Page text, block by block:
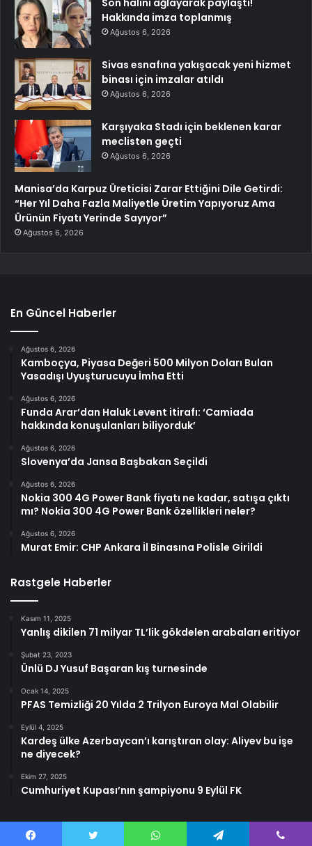
Son halini ağlayarak paylaştı!
Hakkında imza toplanmış
Ağustos 6, 2026
Sivas esnafına yakışacak yeni hizmet
binası için imzalar atıldı
Ağustos 6, 2026
Karşıyaka Stadı için beklenen karar
meclisten geçti
Ağustos 6, 2026
Manisa’da Karpuz Üreticisi Zarar Ettiğini Dile Getirdi:
“Her Yıl Daha Fazla Maliyetle Üretim Yapıyoruz Ama
Ürünün Fiyatı Yerinde Sayıyor”
Ağustos 6, 2026
En Güncel Haberler
Ağustos 6, 2026
Kamboçya, Piyasa Değeri 500 Milyon Doları Bulan
Yasadışı Uyuşturucuyu İmha Etti
Ağustos 6, 2026
Funda Arar’dan Haluk Levent itirafı: ‘Camiada
hakkında konuşulanları biliyorduk’
Ağustos 6, 2026
Slovenya’da Jansa Başbakan Seçildi
Ağustos 6, 2026
Nokia 300 4G Power Bank fiyatı ne kadar, satışa çıktı
mı? Nokia 300 4G Power Bank özellikleri neler?
Ağustos 6, 2026
Murat Emir: CHP Ankara İl Binasına Polisle Girildi
Rastgele Haberler
Kasım 11, 2025
Yanlış dikilen 71 milyar TL’lik gökdelen arabaları eritiyor
Şubat 23, 2023
Ünlü DJ Yusuf Başaran kış turnesinde
Ocak 14, 2025
PFAS Temizliği 20 Yılda 2 Trilyon Euroya Mal Olabilir
Eylül 4, 2025
Kardeş ülke Azerbaycan’ı karıştıran olay: Aliyev bu işe
ne diyecek?
Ekim 27, 2025
Cumhuriyet Kupası’nın şampiyonu 9 Eylül FK